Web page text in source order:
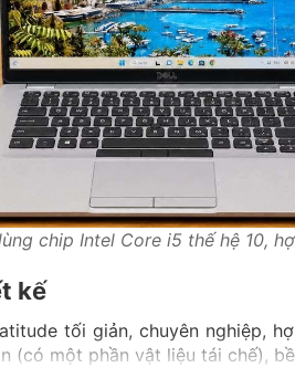
chip Intel Core i5 thế hệ 10,
kế
tối giản, chuyên nghiệp,
(có một phần vật liệu tái chế),